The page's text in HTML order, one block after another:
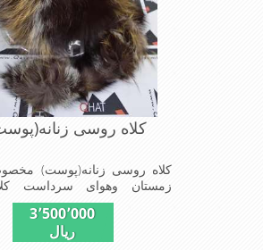
کلاه روسی
کلاه روسی زنانه(پوست)
زمستان وهوای سرداست
استفاده
سایز)وجنس این کلاه ازپوست
تهیه شده است وآستری آن
3٬500٬000
ریال